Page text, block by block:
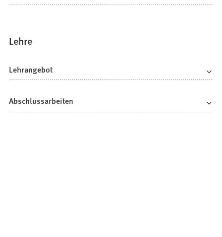
Lehre
Lehrangebot
Abschlussarbeiten